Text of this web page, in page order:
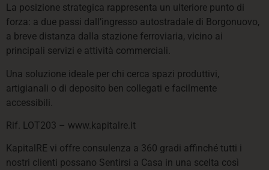
La posizione strategica rappresenta un ulteriore punto di
forza: a due passi dall’ingresso autostradale di Borgonuovo,
a breve distanza dalla stazione ferroviaria, vicino ai
principali servizi e attività commerciali.
Una soluzione ideale per chi cerca spazi produttivi,
artigianali o di deposito ben collegati e facilmente
accessibili.
Rif. LOT203 – www.kapitalre.it
KapitalRE vi offre consulenza a 360 gradi affinché tutti i
nostri clienti possano Sentirsi a Casa in una scelta così